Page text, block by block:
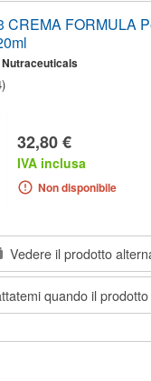
CREMA FORMULA
32,80 €
IVA inclusa
Non disponibile
Vedere il prodotto
quando il